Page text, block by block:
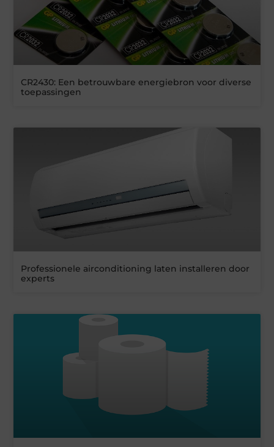
CR2430: Een betrouwbare energiebron voor diverse
toepassingen
Professionele airconditioning laten installeren door
experts